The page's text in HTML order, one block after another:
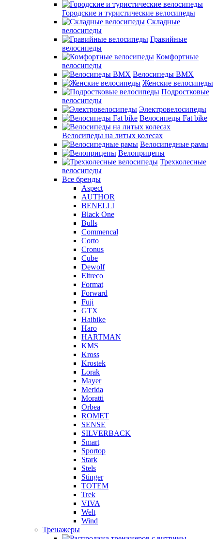
Городские и туристические велосипеды
Складные
велосипеды
Гравийные
велосипеды
Комфортные
велосипеды
Велосипеды BMX
Женские велосипеды
Подростковые
велосипеды
Электровелосипеды
Велосипеды Fat bike
Велосипеды на литых колесах
Велосипедные рамы
Велоприцепы
Трехколесные
велосипеды
Все бренды
Aspect
AUTHOR
BENELLI
Black One
Bulls
Commencal
Corto
Cronus
Cube
Dewolf
Eltreco
Format
Forward
Fuji
GTX
Haibike
Haro
HARTMAN
KMS
Kross
Krostek
Lorak
Mayer
Merida
Moratti
Orbea
ROMET
SENSE
SILVERBACK
Smart
Sportop
Stark
Stels
Stinger
TOTEM
Trek
VIVA
Welt
Wind
Тренажеры